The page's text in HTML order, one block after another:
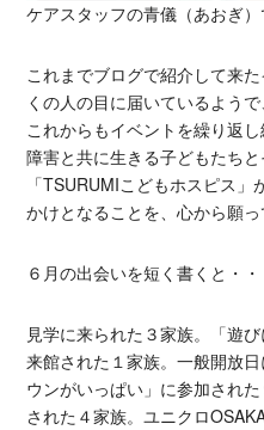
ケアスタッフの青儀（あおぎ）
これまでブログで紹介して来
くの人の目に届いているよう
これからもイベントを繰り返
障害と共に生きる子どもたち
「TSURUMIこどもホスピス
かけとなることを、心から願っ
６月の出会いを短く書くと・・
見学に来られた３家族。「遊
来館された１家族。一般開放
ウンがいっぱい」に参加され
された４家族。ユニクロ